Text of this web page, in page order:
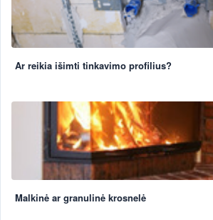
Ar reikia išimti tinkavimo profilius?
Malkinė ar granulinė krosnelė